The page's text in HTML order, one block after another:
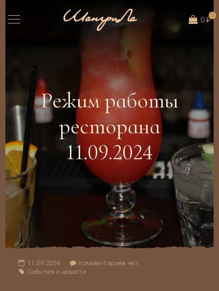
0
0 ₽
Режим работы
ресторана
11.09.2024
11.09.2024
Комментариев нет
События и новости